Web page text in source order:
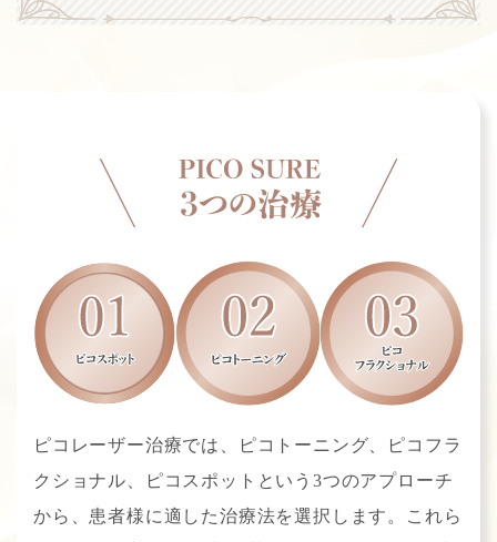
ピコレーザー治療では、ピコトーニング、ピコフラ
クショナル、ピコスポットという3つのアプローチ
から、患者様に適した治療法を選択します。これら